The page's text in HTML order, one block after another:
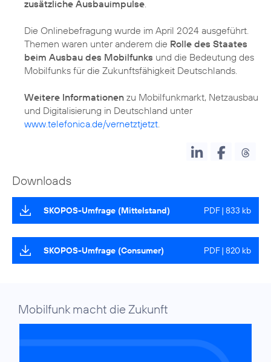
zusätzliche Ausbauimpulse.
Die Onlinebefragung wurde im April 2024 ausgeführt.
Themen waren unter anderem die Rolle des Staates
beim Ausbau des Mobilfunks und die Bedeutung des
Mobilfunks für die Zukunftsfähigkeit Deutschlands.
Weitere Informationen zu Mobilfunkmarkt, Netzausbau
und Digitalisierung in Deutschland unter
www.telefonica.de/vernetztjetzt.
Downloads
SKOPOS-Umfrage (Mittelstand) PDF | 833 kb
SKOPOS-Umfrage (Consumer) PDF | 820 kb
Mobilfunk macht die Zukunft